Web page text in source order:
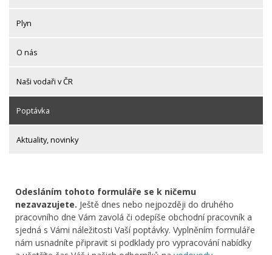
Plyn
O nás
Naši vodaři v ČR
Poptávka
Aktuality, novinky
Odesláním tohoto formuláře se k ničemu
nezavazujete. Ještě dnes nebo nejpozději do druhého
pracovního dne Vám zavolá či odepíše obchodní pracovník a
sjedná s Vámi náležitosti Vaší poptávky. Vyplněním formuláře
nám usnadníte připravit si podklady pro vypracování nabídky